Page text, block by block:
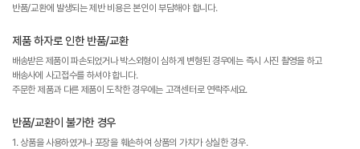
반품/교환에 발생되는 제반 비용은 본인이 부담해야 합니다.
제품 하자로 인한 반품/교환
배송받은 제품이 파손되었거나 박스외형이 심하게 변형된 경우에는 즉시 사진 촬영을 하고
배송사에 사고접수를 하셔야 합니다.
주문한 제품과 다른 제품이 도착한 경우에는 고객센터로 연락주세요.
반품/교환이 불가한 경우
1. 상품을 사용하였거나 포장을 훼손하여 상품의 가치가 상실한 경우.